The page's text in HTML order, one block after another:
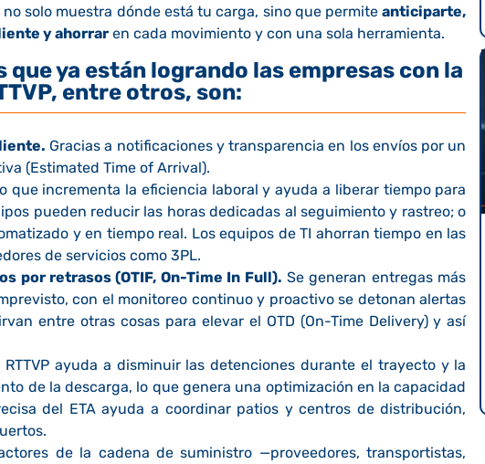
solo muestra dónde está tu carga, sino que permiteanticiparte,
y ahorrar en cada movimiento y con una sola herramienta.
ya están logrando las empresas con la
entre otros, son:
Gracias a notificaciones y transparencia en los envíos por un
(Estimated Time of Arrival).
que incrementa la eficiencia laboral y ayuda a liberar tiempo para
pueden reducir las horas dedicadas al seguimiento y rastreo; o
y en tiempo real. Los equipos de TI ahorran tiempo en las
de servicios como 3PL.
por retrasos (OTIF, On-Time In Full). Se generan entregas más
con el monitoreo continuo y proactivo se detonan alertas
entre otras cosas para elevar el OTD (On-Time Delivery) y así
RTTVP ayuda a disminuir las detenciones durante el trayecto y la
de la descarga, lo que genera una optimización en la capacidad
del ETA ayuda a coordinar patios y centros de distribución,
de la cadena de suministro —proveedores, transportistas,